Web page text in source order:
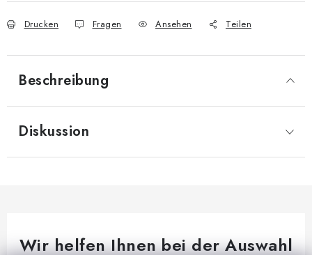
Drucken Fragen Ansehen Teilen
Beschreibung
Diskussion
Wir helfen Ihnen bei der Auswahl